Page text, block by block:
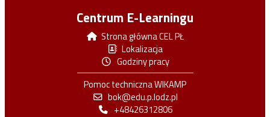
https://www.researchgate.net/profile
/Michal-Nowicki-2
Centrum E-Learningu
Strona główna CEL PŁ
Lokalizacja
Godziny pracy
Pomoc techniczna WIKAMP
bok@edu.p.lodz.pl
+48426312806